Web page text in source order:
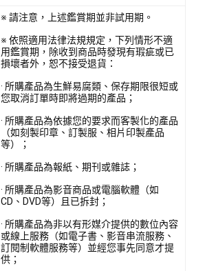
※ 請注意，上述鑑賞期並非試用期。
※ 依照適用法律法規規定，下列情形不適
用鑑賞期，除收到商品時發現有瑕疵或已
損壞者外，恕不接受退貨：
· 所購產品為生鮮易腐類、保存期限很短或
您取消訂單時即將過期的產品；
· 所購產品為依據您的要求而客製化的產品
（如刻製印章、訂製服、相片印製產品
等）；
· 所購產品為報紙、期刊或雜誌；
· 所購產品為影音商品或電腦軟體（如
CD、DVD等）且已拆封；
· 所購產品為非以有形媒介提供的數位內容
或線上服務（如電子書、影音串流服務、
訂閱制軟體服務等）並經您事先同意才提
供；